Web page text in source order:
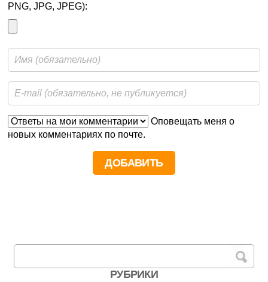
PNG, JPG, JPEG):
Оповещать меня о
новых комментариях по почте.
РУБРИКИ